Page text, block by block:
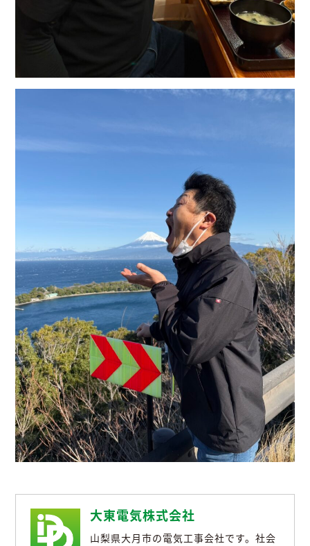
大東電気株式会社
山梨県大月市の電気工事会社です。社会